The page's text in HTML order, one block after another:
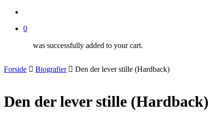
0
was successfully added to your cart.
Forside Biografier Den der lever stille (Hardback)
Den der lever stille (Hardback)